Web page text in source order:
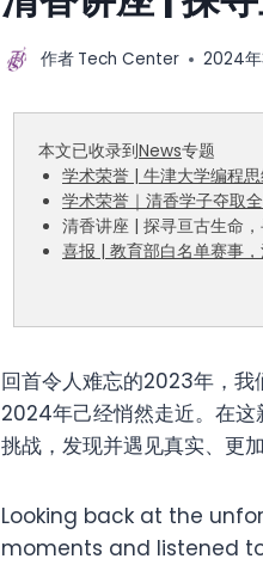
作者 Tech Center 2024年
本文已收录到News专题
学术荣誉 | 牛津大学编程
学术荣誉｜清香学子夺取
清香讲座 | 探寻亘古生命
喜报 | 教育部白名单赛事，
回首令人难忘的2023年，我
2024年己经悄然走近。在这
挑战，发现并遇见真实、更
Looking back at the
moments and listened